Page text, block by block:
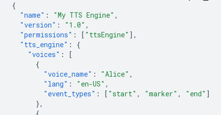
{
"name" : "My TTS Engine" ,
"version" : "1.0" ,
"permissions" : [ "ttsEngine" ],
"tts_engine" :
{
"voices" :
[
{
"voice_name" : "Alice" ,
"lang" : "en-US" ,
"event_types" : [ "start" , "marker" , "end" ]
},